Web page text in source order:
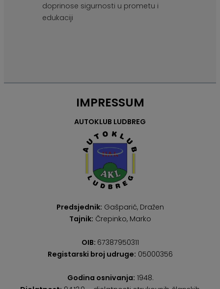
doprinose sigurnosti u prometu i
edukaciji
IMPRESSUM
AUTOKLUB LUDBREG
Predsjednik: Gašparić, Dražen
Tajnik: Črepinko, Marko
OIB: 67387950311
Registarski broj udruge: 05000356
Godina osnivanja: 1948.